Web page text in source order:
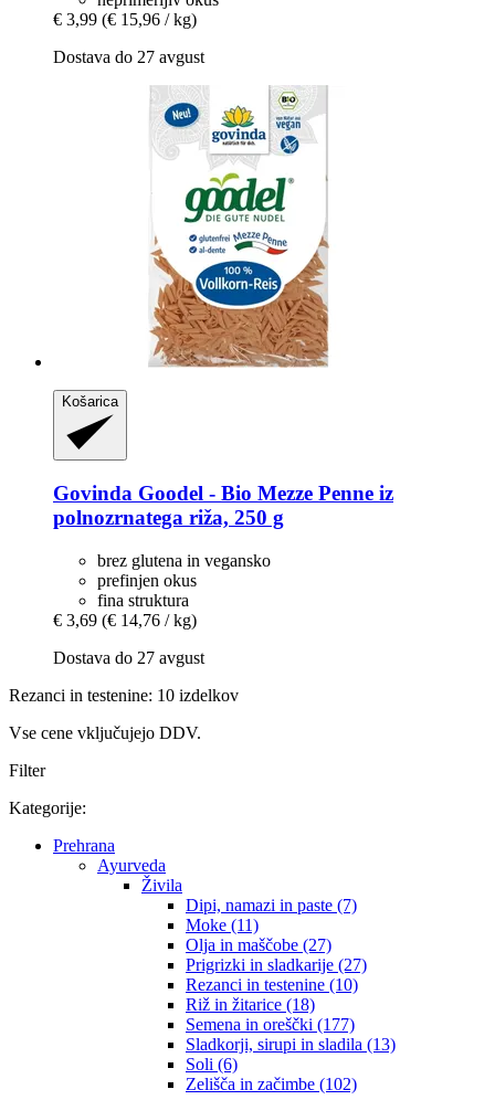
€ 3,99 (€ 15,96 / kg)
Dostava do 27 avgust
Košarica
Govinda Goodel -​ Bio Mezze Penne iz
polnozrnatega riža, 250 g
brez glutena in vegansko
prefinjen okus
fina struktura
€ 3,69 (€ 14,76 / kg)
Dostava do 27 avgust
Rezanci in testenine: 10 izdelkov
Vse cene vključujejo DDV.
Filter
Kategorije:
Prehrana
Ayurveda
Živila
Dipi, namazi in paste (7)
Moke (11)
Olja in maščobe (27)
Prigrizki in sladkarije (27)
Rezanci in testenine (10)
Riž in žitarice (18)
Semena in oreščki (177)
Sladkorji, sirupi in sladila (13)
Soli (6)
Zelišča in začimbe (102)